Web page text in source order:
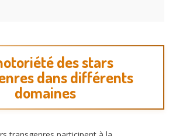
des stars
dans différents
domaines